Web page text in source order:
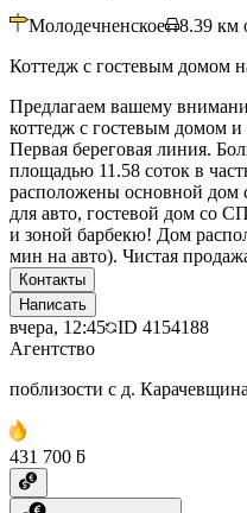
Молодечненское 8.39 км
Коттедж с гостевым домом
Предлагаем вашему
коттедж с гостевым домом
Первая береговая линия.
площадью 11.58 соток в
расположены основной дом
для авто, гостевой дом со
и зоной барбекю! Дом
мин на авто). Чистая
Контакты
Написать
вчера, 12:45 ID 4154188
Агентство
поблизости с д.
431 700 ƃ